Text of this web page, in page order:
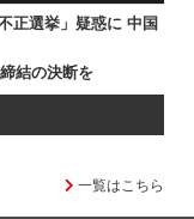
正選挙」疑惑に 中国
結の決断を
一覧はこちら